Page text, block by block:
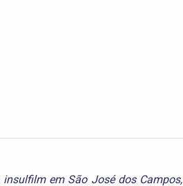
insulfilm em São José dos Campos,